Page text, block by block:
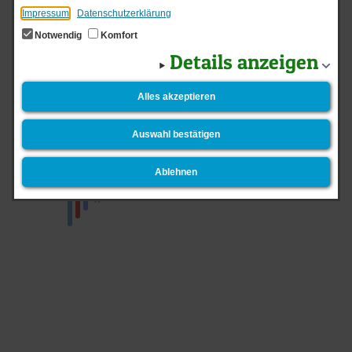
Impressum
Datenschutzerklärung
Notwendig
Komfort
Details anzeigen
Alles akzeptieren
Auswahl bestätigen
Ablehnen
Senden
Drucken
Startseite Login Datenschutz
Impressum
Newsletter